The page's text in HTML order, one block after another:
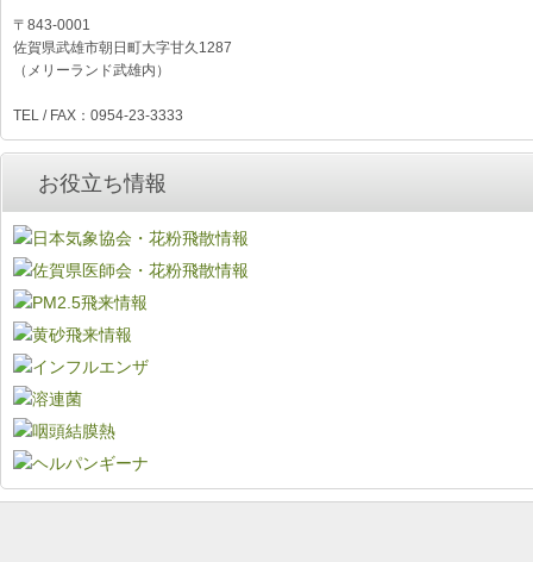
〒843-0001
佐賀県武雄市朝日町大字甘久1287
（メリーランド武雄内）
TEL / FAX：0954-23-3333
お役立ち情報